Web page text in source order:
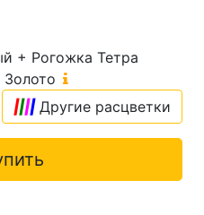
+ Рогожка Тетра
|||| Другие расцветки